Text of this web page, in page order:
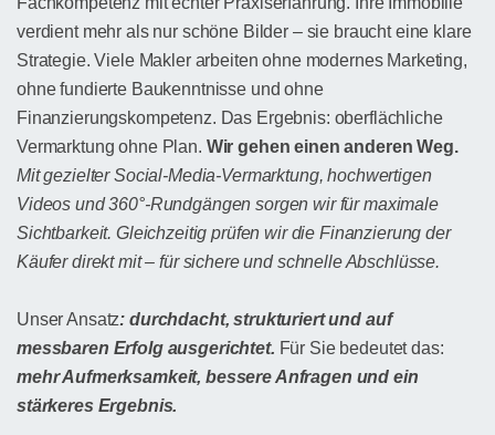
verdient mehr als nur schöne Bilder – sie braucht eine klare
Strategie. Viele Makler arbeiten ohne modernes Marketing,
ohne fundierte Baukenntnisse und ohne
Finanzierungskompetenz. Das Ergebnis: oberflächliche
Vermarktung ohne Plan. Wir gehen einen anderen Weg.
Mit gezielter Social-Media-Vermarktung, hochwertigen
Videos und 360°-Rundgängen sorgen wir für maximale
Sichtbarkeit. Gleichzeitig prüfen wir die Finanzierung der
Käufer direkt mit – für sichere und schnelle Abschlüsse.
Unser Ansatz: durchdacht, strukturiert und auf
messbaren Erfolg ausgerichtet. Für Sie bedeutet das:
mehr Aufmerksamkeit, bessere Anfragen und ein
stärkeres Ergebnis.